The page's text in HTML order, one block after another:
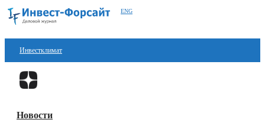
ENG
Инвестклимат
Финансы
Блокчейн
Новости